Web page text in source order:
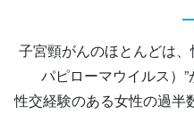
子宮頸がんのほとんどは
パピローマウイルス）”
性交経験のある女性の過半